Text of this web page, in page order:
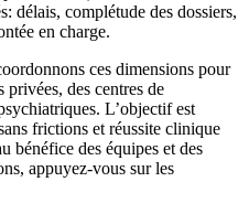
délais, complétude des dossiers,
en charge.
ces dimensions pour
des centres de
L’objectif est
frictions et réussite clinique
bénéfice des équipes et des
appuyez-vous sur les